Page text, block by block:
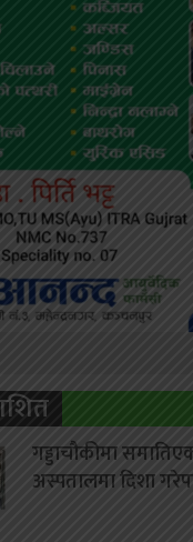
गड्डाचौकीमा
अस्पतालमा दिशा